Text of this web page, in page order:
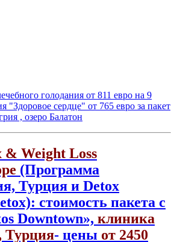
голодания от 811 евро на 9
"Здоровое сердце" от 765 евро за пакет
, озеро Балатон
Weight Loss
(Программа
Турция и Detox
стоимость пакета с
Downtown», клиника
Турция- цены от 2450